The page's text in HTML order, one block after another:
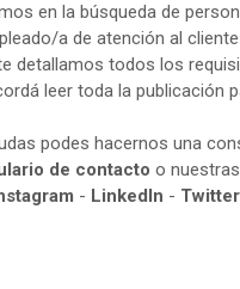
en la búsqueda de
a de atención al
detallamos todos los
leer toda la publicación
podes hacernos una
de contacto o
- LinkedIn - Twitter